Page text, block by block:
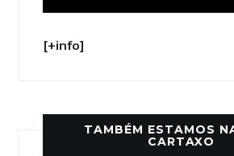
[+info]
TAMBÉM ESTAMOS
CARTAXO